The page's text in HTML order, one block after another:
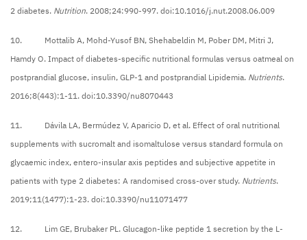
2 diabetes. Nutrition. 2008;24:990-997. doi:10.1016/j.nut.2008.06.009
10. Mottalib A, Mohd-Yusof BN, Shehabeldin M, Pober DM, Mitri J,
Hamdy O. Impact of diabetes-specific nutritional formulas versus oatmeal on
postprandial glucose, insulin, GLP-1 and postprandial Lipidemia. Nutrients.
2016;8(443):1-11. doi:10.3390/nu8070443
11. Dávila LA, Bermúdez V, Aparicio D, et al. Effect of oral nutritional
supplements with sucromalt and isomaltulose versus standard formula on
glycaemic index, entero-insular axis peptides and subjective appetite in
patients with type 2 diabetes: A randomised cross-over study. Nutrients.
2019;11(1477):1-23. doi:10.3390/nu11071477
12. Lim GE, Brubaker PL. Glucagon-like peptide 1 secretion by the L-